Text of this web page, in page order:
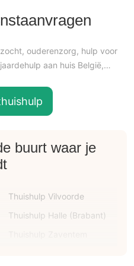
ouderenzorg, hulp voor
aan huis België,…
buurt waar je
Thuishulp Vilvoorde
Thuishulp Halle (Brabant)